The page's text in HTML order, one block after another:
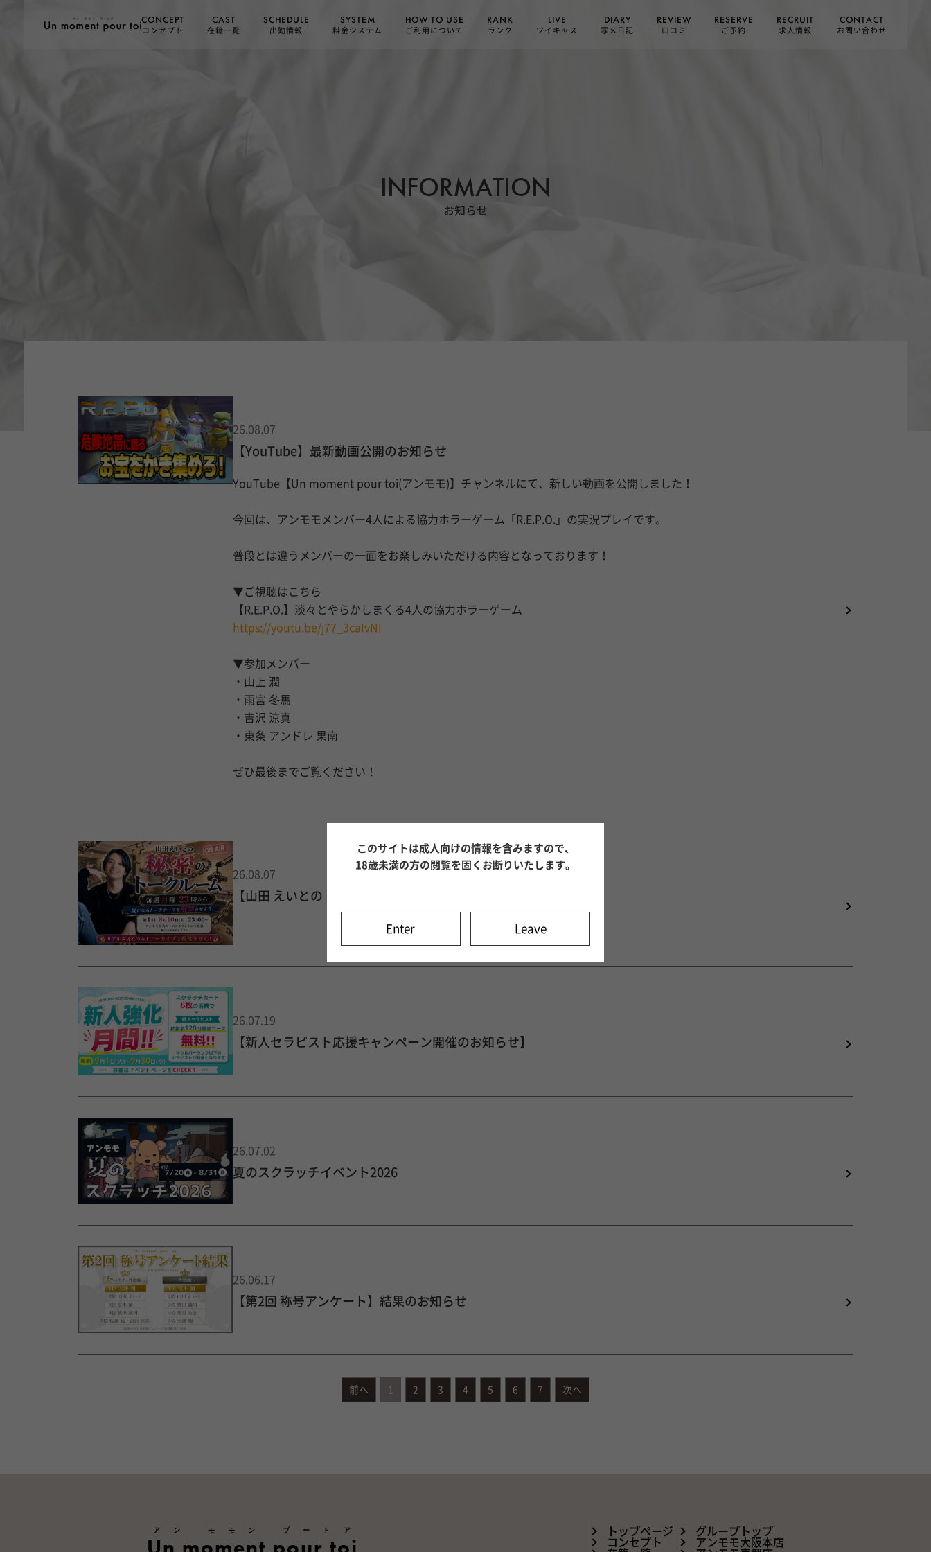
INFORMATION
お知らせ
CONCEPT
コンセプト
CAST
在籍一覧
SCHEDULE
出勤情報
SYSTEM
料金システム
HOW TO USE
ご利用について
RANK
ランク
LIVE
ツイキャス
DIARY
写メ日記
REVIEW
口コミ
RESERVE
ご予約
RECRUIT
求人情報
CONTACT
お問い合わせ
26.08.07
【YouTube】最新動画公開のお知らせ
YouTube【Un moment pour toi(アンモモ)】チャンネルにて、新しい動画を公開しました！
今回は、アンモモメンバー4人による協力ホラーゲーム「R.E.P.O.」の実況プレイです。
普段とは違うメンバーの一面をお楽しみいただける内容となっております！
▼ご視聴はこちら
【R.E.P.O.】淡々とやらかしまくる4人の協力ホラーゲーム
https://youtu.be/j77_3caIvNI
▼参加メンバー
・山上 潤
・雨宮 冬馬
・吉沢 涼真
・東条 アンドレ 果南
ぜひ最後までご覧ください！
26.08.07
【山田 えいとの「秘密のトークルーム」】
26.07.19
【新人セラピスト応援キャンペーン開催のお知らせ】
26.07.02
夏のスクラッチイベント2026
26.06.17
【第2回 称号アンケート】結果のお知らせ
前へ 1 2 3 4 5 6 7 次へ
アン モモン プートア
トップページ
コンセプト
グループトップ
アンモモ大阪本店
このサイトは成人向けの情報を含みますので、
18歳未満の方の閲覧を固くお断りいたします。
Enter Leave